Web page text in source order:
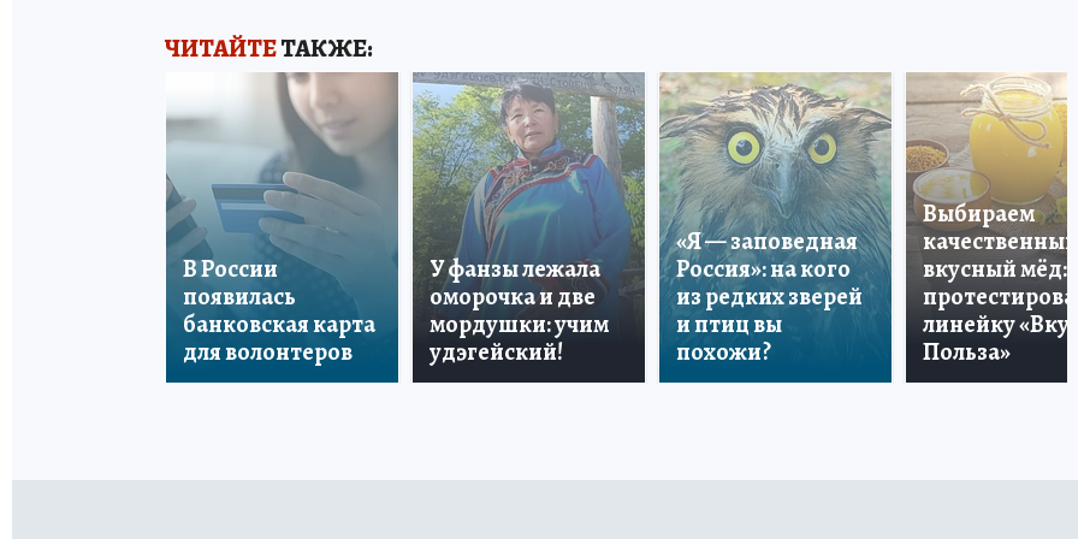
ЧИТАЙТЕТАКЖЕ:
В России
появилась
банковская карта
для волонтеров
У фанзы лежала
оморочка и две
мордушки: учим
удэгейский!
«Я — заповедная
Россия»: на кого
из редких зверей
и птиц вы
похожи?
Выбираем
качественный
вкусный мёд:
линейку «Вкус
Польза»